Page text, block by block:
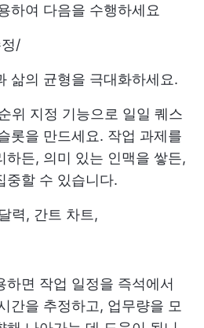
하여 다음을 수행하세요
/
삶의 균형을 극대화하세요.
위 지정 기능으로 일일 퀘스
롯을 만드세요. 작업 과제를
하든, 의미 있는 인맥을 쌓든,
중할 수 있습니다.
력, 간트 차트,
하면 작업 일정을 즉석에서
간을 추정하고, 업무량을 모